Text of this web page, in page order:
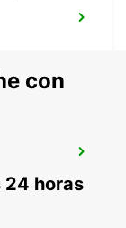
con
24 horas